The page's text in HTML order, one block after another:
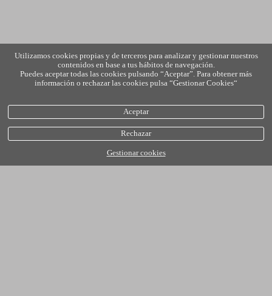
Utilizamos cookies propias y de terceros para analizar y gestionar nuestros
contenidos en base a tus hábitos de navegación.
Puedes aceptar todas las cookies pulsando “Aceptar”. Para obtener más
información o rechazar las cookies pulsa “Gestionar Cookies“
Aceptar
Rechazar
Gestionar cookies